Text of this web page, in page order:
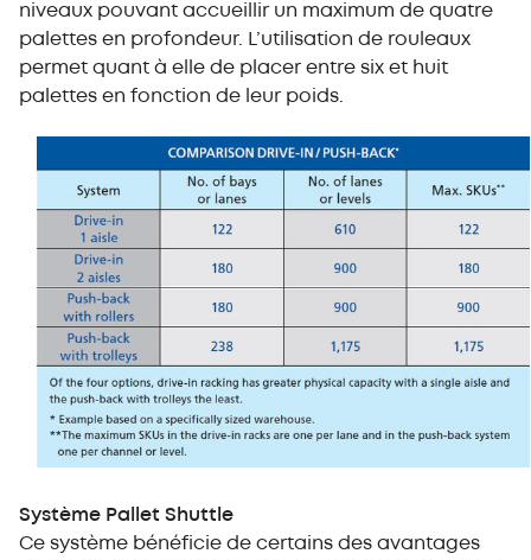
niveaux pouvant accueillir un maximum de quatre
palettes en profondeur. L’utilisation de rouleaux
permet quant à elle de placer entre six et huit
palettes en fonction de leur poids.
Système Pallet Shuttle
Ce système bénéficie de certains des avantages